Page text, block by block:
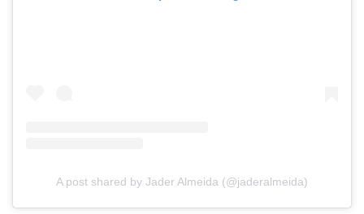
A post shared by Jader Almeida (@jaderalmeida)